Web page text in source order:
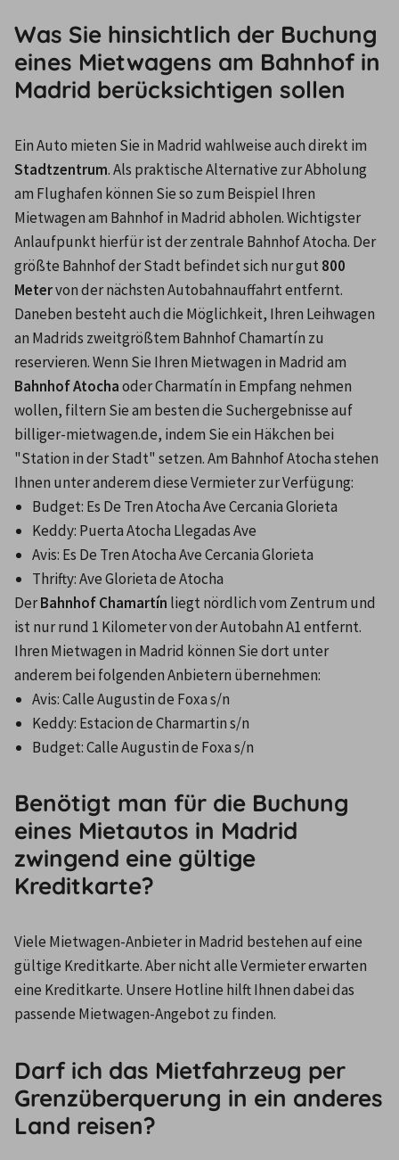
Was Sie hinsichtlich der Buchung
eines Mietwagens am Bahnhof in
Madrid berücksichtigen sollen
Stadtzentrum. Als praktische Alternative zur Abholung
am Flughafen können Sie so zum Beispiel Ihren
Mietwagen am Bahnhof in Madrid abholen. Wichtigster
Anlaufpunkt hierfür ist der zentrale Bahnhof Atocha. Der
größte Bahnhof der Stadt befindet sich nur gut 800
Meter von der nächsten Autobahnauffahrt entfernt.
Daneben besteht auch die Möglichkeit, Ihren Leihwagen
an Madrids zweitgrößtem Bahnhof Chamartín zu
Bahnhof Atocha oder Charmatín in Empfang nehmen
wollen, filtern Sie am besten die Suchergebnisse auf
billiger-mietwagen.de, indem Sie ein Häkchen bei
"Station in der Stadt" setzen. Am Bahnhof Atocha stehen
Ihnen unter anderem diese Vermieter zur Verfügung:
Budget: Es De Tren Atocha Ave Cercania Glorieta
Keddy: Puerta Atocha Llegadas Ave
Avis: Es De Tren Atocha Ave Cercania Glorieta
Thrifty: Ave Glorieta de Atocha
Der Bahnhof Chamartín liegt nördlich vom Zentrum und
ist nur rund 1 Kilometer von der Autobahn A1 entfernt.
Ihren Mietwagen in Madrid können Sie dort unter
anderem bei folgenden Anbietern übernehmen:
Avis: Calle Augustin de Foxa s/n
Keddy: Estacion de Charmartin s/n
Budget: Calle Augustin de Foxa s/n
Benötigt man für die Buchung
eines Mietautos in Madrid
zwingend eine gültige
Kreditkarte?
Viele Mietwagen-Anbieter in Madrid bestehen auf eine
gültige Kreditkarte. Aber nicht alle Vermieter erwarten
eine Kreditkarte. Unsere Hotline hilft Ihnen dabei das
passende Mietwagen-Angebot zu finden.
Darf ich das Mietfahrzeug per
Grenzüberquerung in ein anderes
Land reisen?